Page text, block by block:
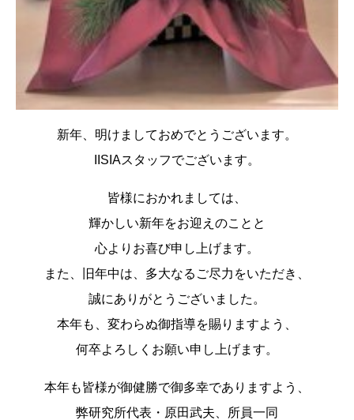
新年、明けましておめでとうございます。
IISIAスタッフでございます。
皆様におかれましては、
輝かしい新年をお迎えのことと
心よりお喜び申し上げます。
また、旧年中は、多大なるご尽力をいただき、
誠にありがとうございました。
本年も、変わらぬ御指導を賜りますよう、
何卒よろしくお願い申し上げます。
本年も皆様が御健勝で御多幸でありますよう、
弊研究所代表・原田武夫、所員一同